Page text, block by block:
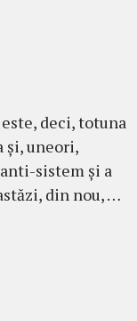
deci, totuna
şi, uneori,
sistem şi a
din nou, …